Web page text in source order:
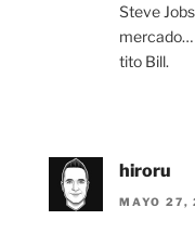
Steve
mercado…
tito Bill.
hiroru
MAYO 27,